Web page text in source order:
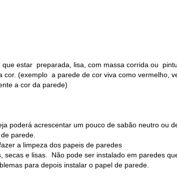
estar preparada, lisa, com massa corrida ou
(exemplo a parede de cor viva como vermelho,
a cor da parede)
poderá acrescentar um pouco de sabão neutro ou
parede.
a limpeza dos papeis de paredes
e lisas. Não pode ser instalado em paredes
para depois instalar o papel de parede.